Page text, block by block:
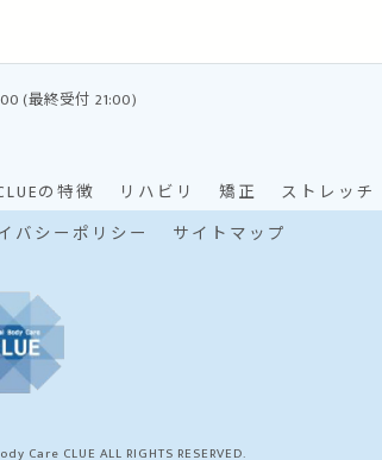
(最終受付 21:00)
の特徴 リハビリ 矯正 ストレッチ
バシーポリシー サイトマップ
Care CLUE ALL RIGHTS RESERVED.